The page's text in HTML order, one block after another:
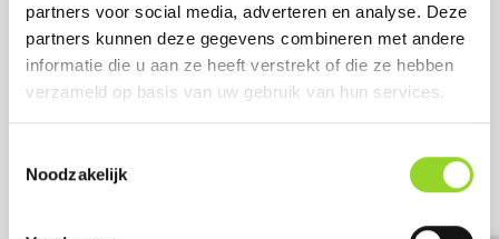
partners voor social media, adverteren en analyse. Deze
partners kunnen deze gegevens combineren met andere
informatie die u aan ze heeft verstrekt of die ze hebben
verzameld op basis van uw gebruik van hun services.
Noodzakelijk